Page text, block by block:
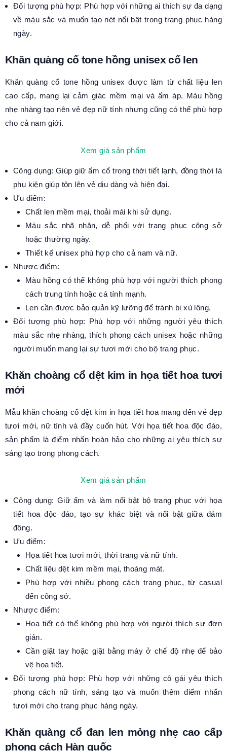
Đối tượng phù hợp: Phù hợp với những ai thích sự đa dạng
về màu sắc và muốn tạo nét nổi bật trong trang phục hàng
ngày.
Khăn quàng cổ tone hồng unisex cổ len
Khăn quàng cổ tone hồng unisex được làm từ chất liệu len
cao cấp, mang lại cảm giác mềm mại và ấm áp. Màu hồng
nhẹ nhàng tạo nên vẻ đẹp nữ tính nhưng cũng có thể phù hợp
cho cả nam giới.
Xem giá sản phẩm
Công dụng: Giúp giữ ấm cổ trong thời tiết lạnh, đồng thời là
phụ kiện giúp tôn lên vẻ dịu dàng và hiện đại.
Ưu điểm:
Chất len mềm mại, thoải mái khi sử dụng.
Màu sắc nhã nhặn, dễ phối với trang phục công sở
hoặc thường ngày.
Thiết kế unisex phù hợp cho cả nam và nữ.
Nhược điểm:
Màu hồng có thể không phù hợp với người thích phong
cách trung tính hoặc cá tính mạnh.
Len cần được bảo quản kỹ lưỡng để tránh bị xù lông.
Đối tượng phù hợp: Phù hợp với những người yêu thích
màu sắc nhẹ nhàng, thích phong cách unisex hoặc những
người muốn mang lại sự tươi mới cho bộ trang phục.
Khăn choàng cổ dệt kim in họa tiết hoa tươi
mới
Mẫu khăn choàng cổ dệt kim in họa tiết hoa mang đến vẻ đẹp
tươi mới, nữ tính và đầy cuốn hút. Với họa tiết hoa độc đáo,
sản phẩm là điểm nhấn hoàn hảo cho những ai yêu thích sự
sáng tạo trong phong cách.
Xem giá sản phẩm
Công dụng: Giữ ấm và làm nổi bật bộ trang phục với họa
tiết hoa độc đáo, tạo sự khác biệt và nổi bật giữa đám
đông.
Ưu điểm:
Họa tiết hoa tươi mới, thời trang và nữ tính.
Chất liệu dệt kim mềm mại, thoáng mát.
Phù hợp với nhiều phong cách trang phục, từ casual
đến công sở.
Nhược điểm:
Họa tiết có thể không phù hợp với người thích sự đơn
giản.
Cần giặt tay hoặc giặt bằng máy ở chế độ nhẹ để bảo
vệ họa tiết.
Đối tượng phù hợp: Phù hợp với những cô gái yêu thích
phong cách nữ tính, sáng tạo và muốn thêm điểm nhấn
tươi mới cho trang phục hàng ngày.
Khăn quàng cổ đan len mỏng nhẹ cao cấp
phong cách Hàn quốc